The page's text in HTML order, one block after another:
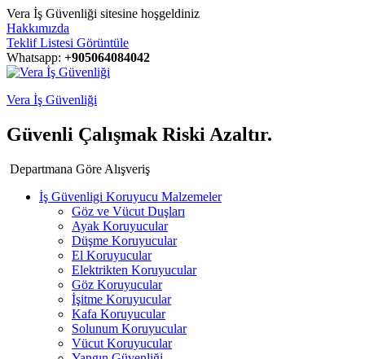
Vera İş Güvenliği sitesine hoşgeldiniz
Hakkımızda
Teklif Listesi Görüntüle
Whatsapp: +905064084042
Vera İş Güvenliği
Güvenli Çalışmak Riski Azaltır.
Departmana Göre Alışveriş
İş Güvenligi Koruyucu Malzemeler
Göz ve Vücut Duşları
Ayak Koruyucular
Düşme Koruyucular
El Koruyucular
Elektrikten Koruyucular
Göz Koruyucular
İşitme Koruyucular
Kafa Koruyucular
Solunum Koruyucular
Vücut Koruyucular